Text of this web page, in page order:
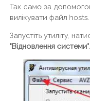
Так само за
вилікувати файл
Запустіть утиліту,
"Відновлення системи".